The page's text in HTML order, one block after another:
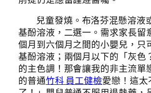
兒童發燒。布洛芬混懸溶液
基酚溶液，二選一。需求家長留
個月到六個月之間的小嬰兒，只
基酚溶液；兩個月以下的「灰色
的主色調！那會讓我的非主流單
的普通竹科 員工健檢愛戀！這太